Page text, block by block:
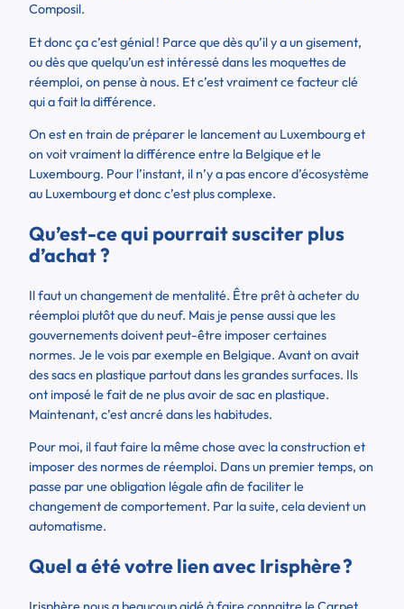
Composil.
Et donc ça c’est génial ! Parce que dès qu’il y a un gisement,
ou dès que quelqu’un est intéressé dans les moquettes de
réemploi, on pense à nous. Et c’est vraiment ce facteur clé
qui a fait la différence.
On est en train de préparer le lancement au Luxembourg et
on voit vraiment la différence entre la Belgique et le
Luxembourg. Pour l’instant, il n’y a pas encore d’écosystème
au Luxembourg et donc c’est plus complexe.
Qu’est-ce qui pourrait susciter plus
d’achat ?
Il faut un changement de mentalité. Être prêt à acheter du
réemploi plutôt que du neuf. Mais je pense aussi que les
gouvernements doivent peut-être imposer certaines
normes. Je le vois par exemple en Belgique. Avant on avait
des sacs en plastique partout dans les grandes surfaces. Ils
ont imposé le fait de ne plus avoir de sac en plastique.
Maintenant, c’est ancré dans les habitudes.
Pour moi, il faut faire la même chose avec la construction et
imposer des normes de réemploi. Dans un premier temps, on
passe par une obligation légale afin de faciliter le
changement de comportement. Par la suite, cela devient un
automatisme.
Quel a été votre lien avec Irisphère?